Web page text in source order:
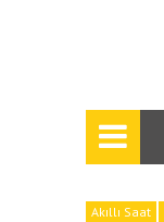
Akıllı Saat